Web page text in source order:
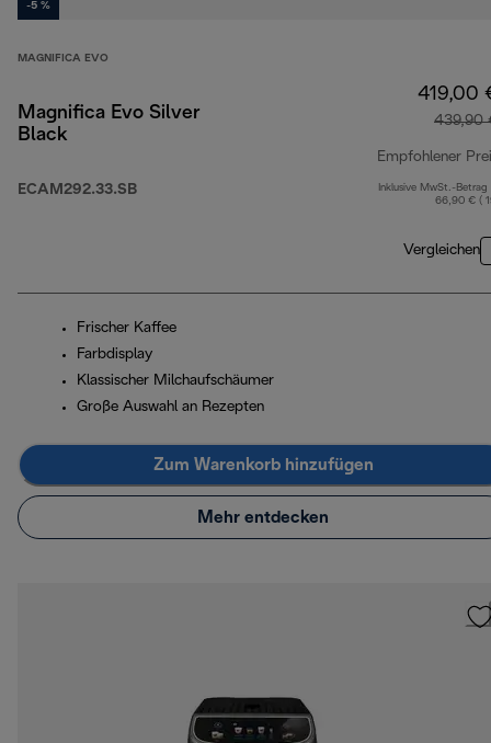
-5 %
MAGNIFICA EVO
Magnifica Evo Silver
Black
ECAM292.33.SB
419,00
439,90
Empfohlener
Inklusive MwSt.-Betrag
66,90 € (
Vergleichen
Frischer Kaffee
Farbdisplay
Klassischer Milchaufschäumer
Große Auswahl an Rezepten
Zum Warenkorb hinzufügen
Mehr entdecken